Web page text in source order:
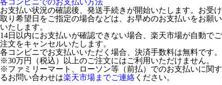
各コンビニでのお支払い方法
お支払い状況の確認後、発送手続きが開始いたします。お受け
取り希望日をご指定の場合などは、お早めのお支払いをお願い
いたします。
14日以内にお支払いが確認できない場合、楽天市場が自動でご
注文をキャンセルいたします。
各コンビニでお支払いいただく場合、決済手数料は無料です。
※30万円（税込）以上のご注文にはご利用いただけません。
※ファミリーマート、ローソン等（前払）でのお支払いに関す
るお問い合わせは楽天市場までご連絡 ください。